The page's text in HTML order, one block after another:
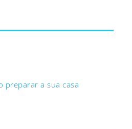
preparar a sua casa